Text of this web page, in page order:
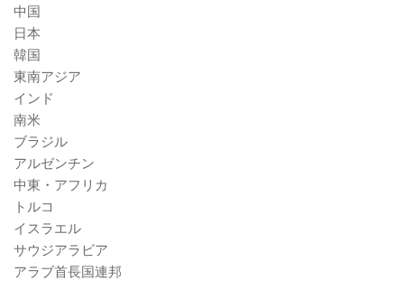
中国
日本
韓国
東南アジア
インド
南米
ブラジル
アルゼンチン
中東・アフリカ
トルコ
イスラエル
サウジアラビア
アラブ首長国連邦